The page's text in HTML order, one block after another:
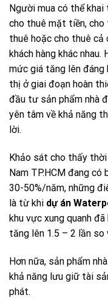
Người mua có thể khai
cho thuê mặt tiền, cho
thuê hoặc cho thuê cả
khách hàng khác
mức giá tăng lên đáng
thị ở giai đoạn hoàn
đầu tư sản phẩm nhà
yên tâm về khả năng
lời.
Khảo sát cho thấy
Nam TP.HCM đang có
30-50%/năm, những
là từ khi dự án
khu vực xung quanh
tăng lên 1.5 – 2 lần so
Hơn nữa, sản phẩm
khả năng lưu giữ tài
phát.